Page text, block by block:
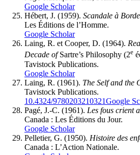
Google Scholar
Hébert, J. (1959). Scandale à
Les Éditions de l’Homme.
Google Scholar
Laing, R. et Cooper, D. (1964).
Decade ofSartre’s Philosophy (2e
Tavistock Publications.
Google Scholar
Laing, R. (1961). The Self and the
Tavistock Publications.
10.4324/9780203210321Google
Pagé, J.-C. (1961). Les fous crient
Canada : Les Éditions du Jour.
Google Scholar
Pelletier, G. (1950). Histoire des
Canada : L’Action Nationale.